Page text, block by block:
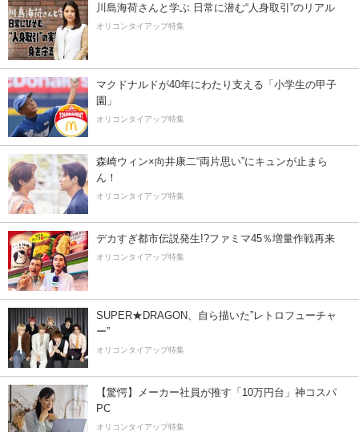
川島海荷さんと学ぶ 日常に潜む“人身取引”のリアル
オリコンタイアップ特集
マクドナルドが40年にわたり支える「小学生の甲子
園」
オリコンタイアップ特集
森崎ウィン×向井康二“両片思い”にキュンが止まら
ん！
オリコンタイアップ特集
デカすぎ都市伝説発生!?ファミマ45％増量作戦再来
オリコンタイアップ特集
SUPER★DRAGON、自ら描いた”レトロフューチャ
ー”
オリコンタイアップ特集
【驚愕】メーカー社員が推す「10万円台」神コスパ
PC
オリコンタイアップ特集